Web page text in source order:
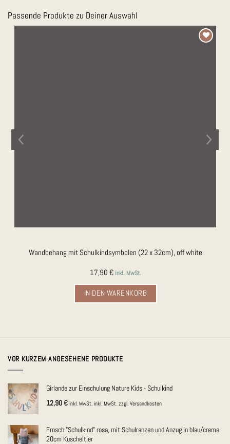
Passende Produkte zu Deiner Auswahl
Wandbehang mit Schulkindsymbolen (22 x 32cm), off white
17,90 € inkl. MwSt.
IN DEN WARENKORB
VOR KURZEM ANGESEHENE PRODUKTE
Girlande zur Einschulung Nature Kids - Schulkind
12,90€ inkl. MwSt. inkl. MwSt. zzgl. Versandkosten
Frosch "Schulkind" rosa, mit Schulranzen und Anzug in blau/creme
20cm Kuscheltier